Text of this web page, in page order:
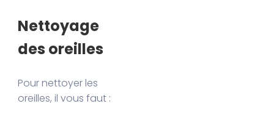
Nettoyage
des oreilles
Pour nettoyer les
oreilles, il vous faut :